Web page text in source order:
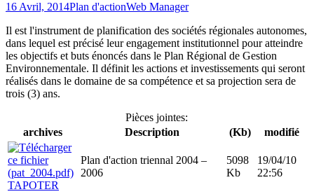
16 Avril, 2014Plan d'actionWeb Manager
Il est l'instrument de planification des sociétés régionales autonomes,
dans lequel est précisé leur engagement institutionnel pour atteindre
les objectifs et buts énoncés dans le Plan Régional de Gestion
Environnementale. Il définit les actions et investissements qui seront
réalisés dans le domaine de sa compétence et sa projection sera de
trois (3) ans.
Pièces jointes:
archives
Description (Kb) modifié
TAPOTER
Plan d'action triennal 2004 –
2006
5098
Kb
19/04/10
22:56